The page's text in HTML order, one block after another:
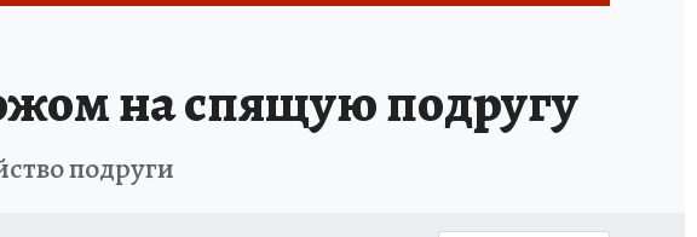
на спящую подругу
подруги